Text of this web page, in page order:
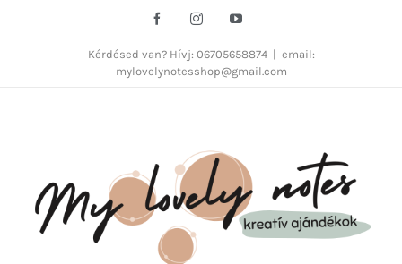
FacebookInstagramYouTube
Kérdésed van? Hívj: 06705658874
email:
mylovelynotesshop@gmail.com